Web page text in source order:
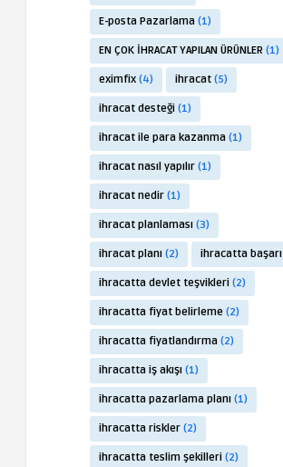
E-posta Pazarlama (1)
EN ÇOK İHRACAT YAPILAN ÜRÜNLER (1)
eximfix (4) ihracat (5)
ihracat desteği (1)
ihracat ile para kazanma (1)
ihracat nasıl yapılır (1)
ihracat nedir (1)
ihracat planlaması (3)
ihracat planı (2) ihracatta başarı
ihracatta devlet teşvikleri (2)
ihracatta fiyat belirleme (2)
ihracatta fiyatlandırma (2)
ihracatta iş akışı (1)
ihracatta pazarlama planı (1)
ihracatta riskler (2)
ihracatta teslim şekilleri (2)